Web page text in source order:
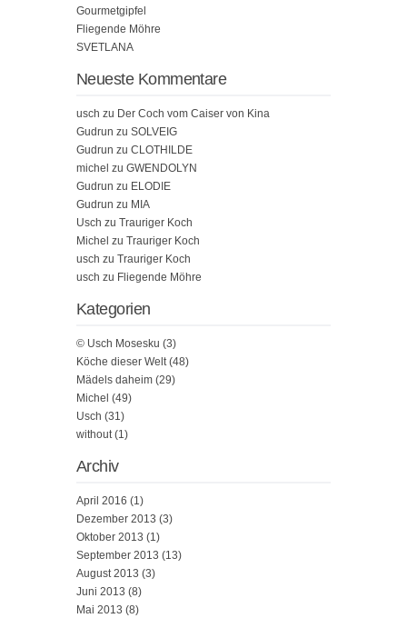
Gourmetgipfel
Fliegende Möhre
SVETLANA
Neueste Kommentare
usch zu Der Coch vom Caiser von Kina
Gudrun zu SOLVEIG
Gudrun zu CLOTHILDE
michel zu GWENDOLYN
Gudrun zu ELODIE
Gudrun zu MIA
Usch zu Trauriger Koch
Michel zu Trauriger Koch
usch zu Trauriger Koch
usch zu Fliegende Möhre
Kategorien
© Usch Mosesku (3)
Köche dieser Welt (48)
Mädels daheim (29)
Michel (49)
Usch (31)
without (1)
Archiv
April 2016 (1)
Dezember 2013 (3)
Oktober 2013 (1)
September 2013 (13)
August 2013 (3)
Juni 2013 (8)
Mai 2013 (8)